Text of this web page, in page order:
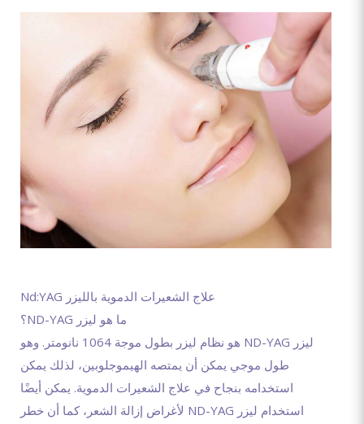
علاج الشعيرات الدموية بالليزر Nd:YAG
ما هو ليزر ND-YAG؟
ليزر ND-YAG هو نظام ليزر بطول موجة 1064 نانومتر. وهو
طول موجي يمكن أن يمتصه الهيموجلوبين، لذلك يمكن
استخدامه بنجاح في علاج الشعيرات الدموية. يمكن أيضًا
استخدام ليزر ND-YAG لأغراض إزالة الشعر، كما أن خطر